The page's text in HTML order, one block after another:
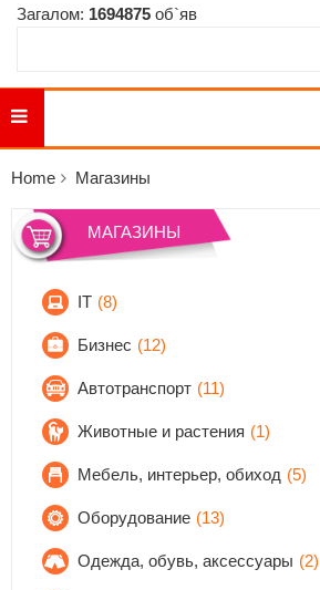
Загалом: 1694875 об`яв
Home Магазины
МАГАЗИНЫ
IT (8)
Бизнес (12)
Автотранспорт (11)
Животные и растения (1)
Мебель, интерьер, обиход (5)
Оборудование (13)
Одежда, обувь, аксессуары (2)